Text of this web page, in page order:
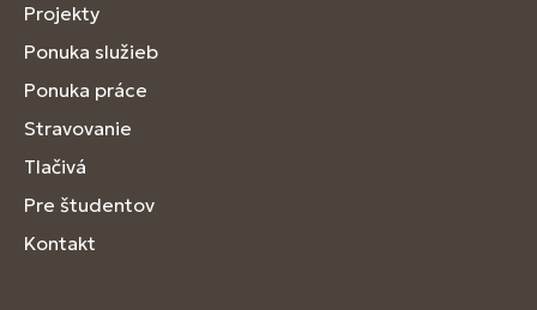
Projekty
Ponuka služieb
Ponuka práce
Stravovanie
Tlačivá
Pre študentov
Kontakt